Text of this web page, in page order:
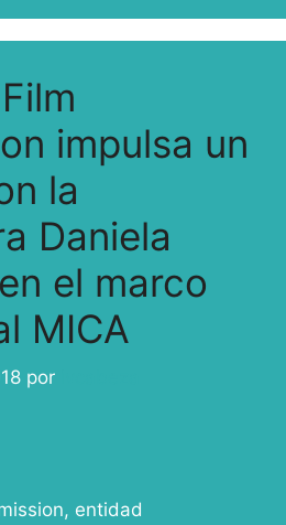
impulsa un
la
Daniela
el marco
MICA
por
entidad